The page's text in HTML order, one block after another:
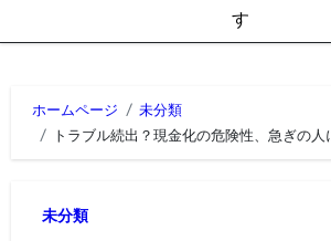
す
ホームページ
未分類
トラブル続出？現金化の危険性、急ぎの
未分類